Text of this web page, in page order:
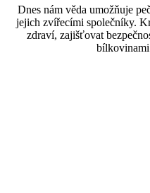
Dnes nám věda umožňuje
jejich zvířecími společníky.
zdraví, zajišťovat
bílkovinami